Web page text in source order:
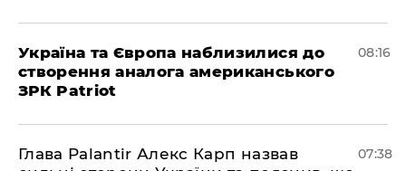
Україна та Європа наблизилися до
створення аналога американського
ЗРК Patriot
08:16
Глава Palantir Алекс Карп назвав
07:38